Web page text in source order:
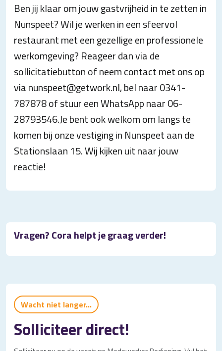
Ben jij klaar om jouw gastvrijheid in te zetten in
Nunspeet? Wil je werken in een sfeervol
restaurant met een gezellige en professionele
werkomgeving? Reageer dan via de
sollicitatiebutton of neem contact met ons op
via nunspeet@getwork.nl, bel naar 0341-
787878 of stuur een WhatsApp naar 06-
28793546.Je bent ook welkom om langs te
komen bij onze vestiging in Nunspeet aan de
Stationslaan 15. Wij kijken uit naar jouw
reactie!
Vragen? Cora helpt je graag verder!
Wacht niet langer...
Solliciteer direct!